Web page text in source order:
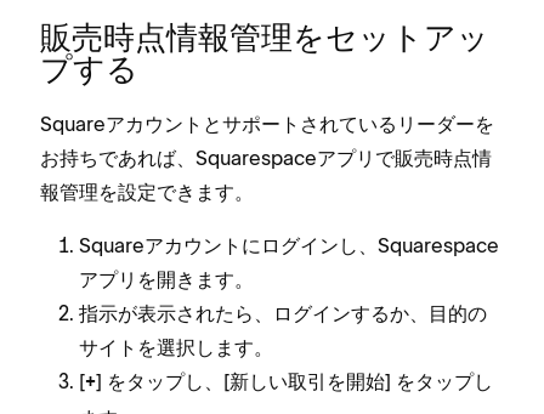
販売時点情報管理をセ⁠ットア⁠ッ
プする
Squareアカウントとサポ⁠ートされているリ⁠ーダ⁠ーを
お持ちであれば⁠、Squarespaceアプリで販売時点情
報管理を設定できます⁠。
Squareアカウントにログインし⁠、Squarespace
アプリを開きます⁠。
指示が表示されたら⁠、ログインするか⁠、目的の
サイトを選択します⁠。
[⁠+⁠] をタ⁠ップし⁠、[⁠新しい取引を開始⁠] をタ⁠ップし